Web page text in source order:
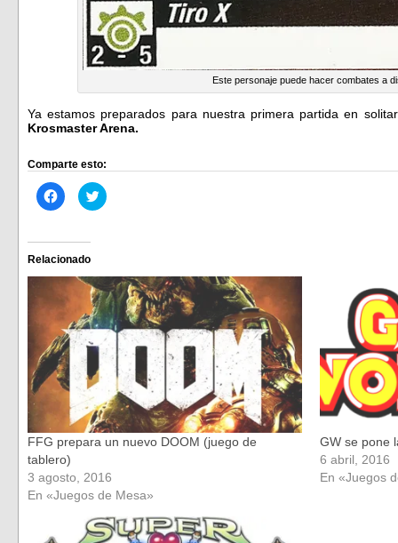
Este personaje puede hacer combates a
Ya estamos preparados para nuestra primera partida en
Krosmaster Arena.
Comparte esto:
Haz
clic
Facebook
(Se
abre
en
una
ventana
nueva)
Haz
clic
en
una
ventana
nueva)
Relacionado
FFG prepara un nuevo DOOM (juego de
tablero)
3 agosto, 2016
En «Juegos de Mesa»
GW se pone
6 abril, 2016
En «Juegos